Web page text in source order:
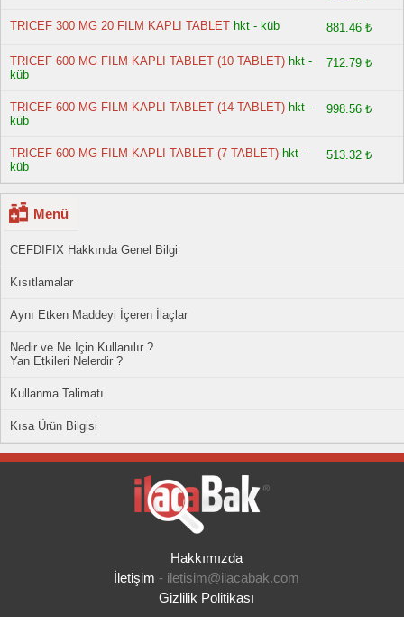
TRICEF 300 MG 20 FILM KAPLI TABLET hkt - küb 881.46 ₺
TRICEF 600 MG FILM KAPLI TABLET (10 TABLET) hkt -
küb
712.79 ₺
TRICEF 600 MG FILM KAPLI TABLET (14 TABLET) hkt -
küb
998.56 ₺
TRICEF 600 MG FILM KAPLI TABLET (7 TABLET) hkt -
küb
513.32 ₺
Menü
CEFDIFIX Hakkında Genel Bilgi
Kısıtlamalar
Aynı Etken Maddeyi İçeren İlaçlar
Nedir ve Ne İçin Kullanılır ?
Yan Etkileri Nelerdir ?
Kullanma Talimatı
Kısa Ürün Bilgisi
Hakkımızda
İletişim - iletisim@ilacabak.com
Gizlilik Politikası